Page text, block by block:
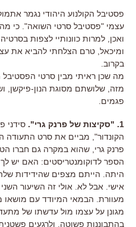
פסטיבל הקולנוע היהודי נגמר
עצמי "פסטיבל סרטי השואה". כי
ואכן, למרות כוונותיי לצפות
ומיכאל, טרם הצלחתי להביא את
בקרוב.
מה שכן ראיתי מבין סרטי
מזה, שלושתם מסוגת הנון-פיקשן,
פגמים.
1. "סקיצות של פרנק גרי".
סידני
הקונדור", מביים את סרט התעודה
פרנק גרי, שהוא במקרה גם חברו
הספר לדוקומנטריסטים: האם יש
היתה. הייתם מצפים שהידידות
אישי. אבל לא. אולי זה השיעור
מעוורת. הבמאי המיודד עם מושאו
מגונן על עצמו מול עדשתו של
בהתבוננות פשוטה, ולרגעים